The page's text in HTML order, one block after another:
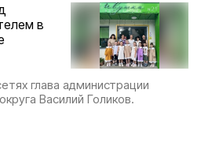
в
глава администрации
Василий Голиков.